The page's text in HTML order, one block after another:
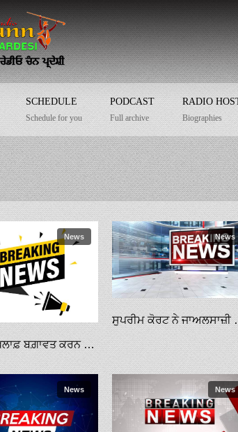
SCHEDULE
Schedule for you
PODCAST
Full archive
RADIO
Biographies
News
ਪਾਰਟੀ ਖ਼ਿਲਾਫ਼ ਬਗ਼ਾਵਤ ਕਰਨ ਵਾਲੇ ਵਿਧਾਇਕਾਂ ’ਤੇ ਕਾਰਵਾਈ ਕਰੇਗੀ ਕਾਂਗਰਸ: ਪਾਇਲਟ
News
ਸੁਪਰੀਮ ਕੋਰਟ ਨੇ
News News